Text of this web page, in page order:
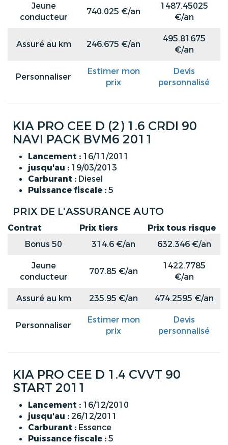
Jeune
conducteur
740.025 €/an
1487.45025
€/an
Assuré au km 246.675 €/an
495.81675
€/an
Personnaliser
Estimer mon
prix
Devis
personnalisé
KIA PRO CEE D (2) 1.6 CRDI 90
NAVI PACK BVM6 2011
Lancement : 16/11/2011
jusqu'au : 19/03/2013
Carburant : Diesel
Puissance fiscale :5
PRIX DE L'ASSURANCE AUTO
Contrat Prix tiers
Prix tous risque
Bonus 50
314.6 €/an
632.346 €/an
Jeune
conducteur
707.85 €/an
1422.7785
€/an
Assuré au km
235.95 €/an 474.2595 €/an
Personnaliser
Estimer mon
prix
Devis
personnalisé
KIA PRO CEE D 1.4 CVVT 90
START 2011
Lancement : 16/12/2010
jusqu'au : 26/12/2011
Carburant : Essence
Puissance fiscale :5